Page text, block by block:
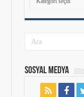
Sosyal Medya